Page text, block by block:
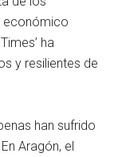
económico
ha
y resilientes de
han sufrido
Aragón, el